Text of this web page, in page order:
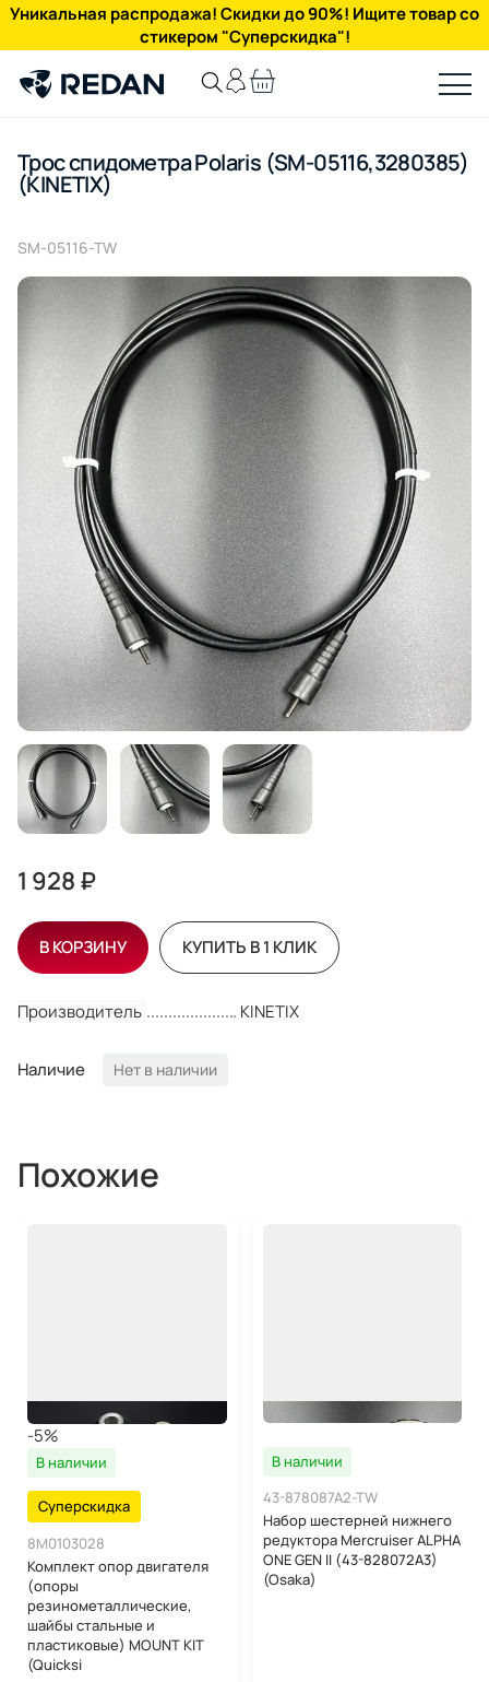
Уникальная распродажа! Скидки до 90%! Ищите товар со
стикером "Суперскидка"!
Трос спидометра Polaris (SM-05116,3280385)
(KINETIX)
SM-05116-TW
Производитель KINETIX
Наличие Нет в наличии
1 928 ₽
В КОРЗИНУ КУПИТЬ В 1 КЛИК
Похожие
-5%
В наличии
Суперскидка
8M0103028
Комплект опор двигателя
(опоры
резинометаллические,
шайбы стальные и
пластиковые) MOUNT KIT
(Quicksi
В наличии
43-878087A2-TW
Набор шестерней нижнего
редуктора Mercruiser ALPHA
ONE GEN II (43-828072A3)
(Osaka)